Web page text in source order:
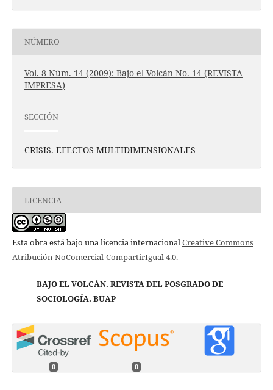
NÚMERO
Vol. 8 Núm. 14 (2009): Bajo el Volcán No. 14 (REVISTA
IMPRESA)
SECCIÓN
CRISIS. EFECTOS MULTIDIMENSIONALES
LICENCIA
Esta obra está bajo una licencia internacionalCreative Commons
Atribución-NoComercial-CompartirIgual 4.0.
BAJO EL VOLCÁN. REVISTA DEL POSGRADO DE
SOCIOLOGÍA. BUAP
0 0